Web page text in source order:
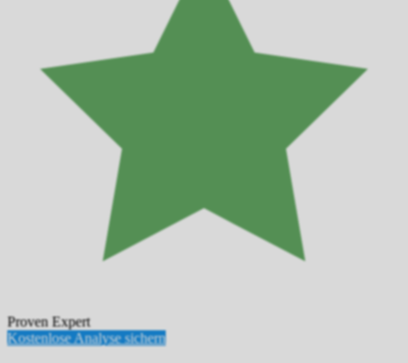
Proven Expert
Kostenlose Analyse sichern